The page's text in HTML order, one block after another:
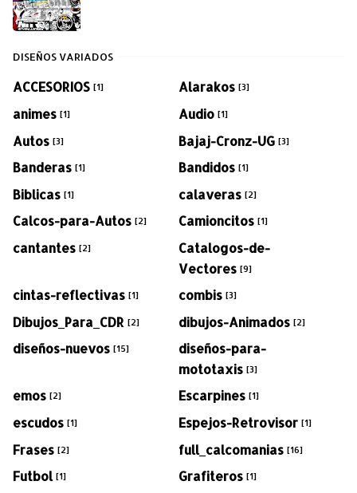
DISEÑOS VARIADOS
ACCESORIOS [1] Alarakos [3]
animes [1] Audio [1]
Autos [3] Bajaj-Cronz-UG [3]
Banderas [1] Bandidos [1]
Biblicas [1] calaveras [2]
Calcos-para-Autos [2] Camioncitos [1]
cantantes [2]
Catalogos-de-
Vectores [9]
cintas-reflectivas [1] combis [3]
Dibujos_Para_CDR [2] dibujos-Animados [2]
diseños-nuevos [15]
diseños-para-
mototaxis [3]
emos [2] Escarpines [1]
escudos [1] Espejos-Retrovisor [1]
Frases [2] full_calcomanias [16]
Futbol [1] Grafiteros [1]